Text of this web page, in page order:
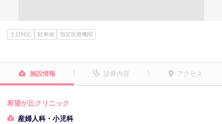
土日対応 駐車場 指定医療機関
施設情報 診療内容 アクセス
希望が丘クリニック
産婦人科・小児科